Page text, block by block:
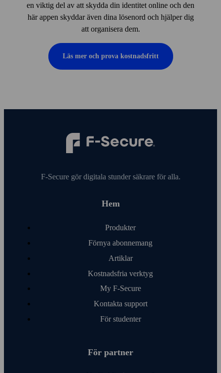
en viktig del av att skydda din identitet online och den
här appen skyddar även dina lösen­ord och hjälper dig
att organisera dem.
Läs mer och prova kostnads­fritt
F‑Secure gör digitala stunder säkrare för alla.
Hem
Produkter
Förnya abonnemang
Artiklar
Kostnads­fria verktyg
My F‑Secure
Kontakta support
För studenter
För partner